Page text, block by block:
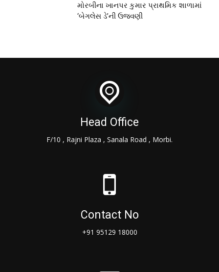
મોરબીના ખાનપર કુમાર પ્રાથમિક શાળામાં
‘બેગલેસ ડે’ની ઉજવણી
Head Office
F/10 , Rajni Plaza , Sanala Road , Morbi.
Contact No
+91 95129 18000